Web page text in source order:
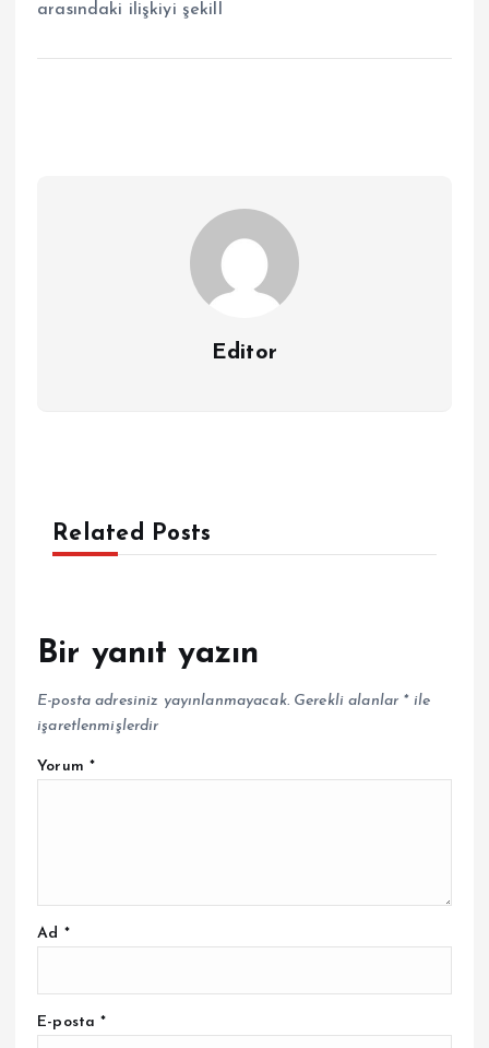
arasındaki ilişkiyi şekill
Editor
Related Posts
Bir yanıt yazın
E-posta adresiniz yayınlanmayacak. Gerekli alanlar *ile
işaretlenmişlerdir
Yorum *
Ad *
E-posta*